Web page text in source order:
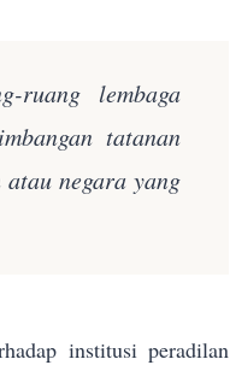
ruang lembaga
tatanan
negara yang
institusi peradilan